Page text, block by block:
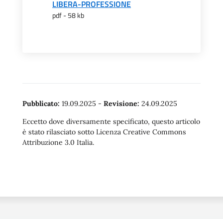
LIBERA-PROFESSIONE
pdf - 58 kb
Pubblicato: 19.09.2025 - Revisione: 24.09.2025
Eccetto dove diversamente specificato, questo articolo
è stato rilasciato sotto Licenza Creative Commons
Attribuzione 3.0 Italia.